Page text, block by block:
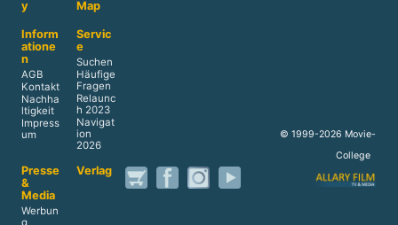
y
Map
Inform
atione
n
AGB
Kontakt
Nachha
ltigkeit
Impress
um
Servic
e
Suchen
Häufige
Fragen
Relaunc
h 2023
Navigat
ion
2026
Presse
&
Media
Werbun
Verlag
© 1999-2026 Movie-
College